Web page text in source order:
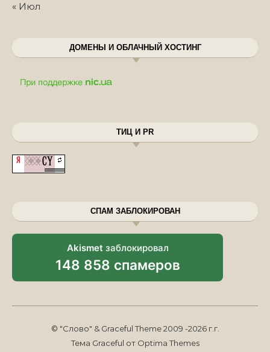
« Июл
ДОМЕНЫ И ОБЛАЧНЫЙ ХОСТИНГ
ТИЦ И PR
СПАМ ЗАБЛОКИРОВАН
Akismet заблокировал
148 858 спамеров
© "Слово" & Graceful Theme 2009 -2026 г.г.
Тема Graceful от Optima Themes